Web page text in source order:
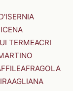
TERMEACRI
AFRAGOLA
AGLIANA